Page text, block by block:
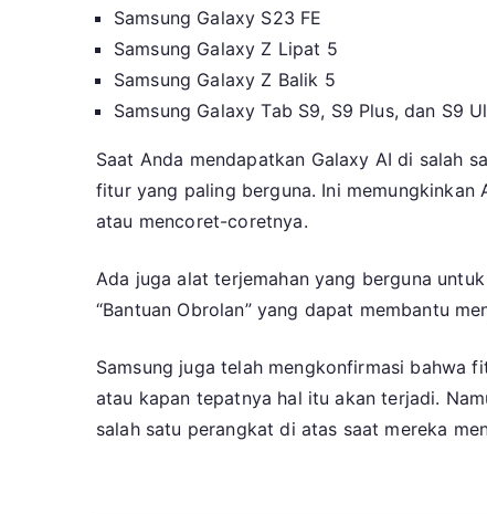
Samsung Galaxy S23 FE
Samsung Galaxy Z Lipat 5
Samsung Galaxy Z Balik 5
Samsung Galaxy Tab S9, S9 Plus, dan S9
Saat Anda mendapatkan Galaxy AI di salah
fitur yang paling berguna. Ini memungkinkan
atau mencoret-coretnya.
Ada juga alat terjemahan yang berguna
“Bantuan Obrolan” yang dapat membantu
Samsung juga telah mengkonfirmasi bahwa
atau kapan tepatnya hal itu akan terjadi.
salah satu perangkat di atas saat mereka